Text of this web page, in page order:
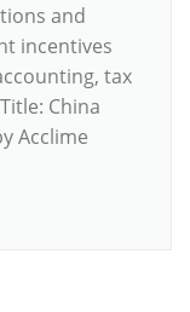
and
incentives
tax
China
Acclime